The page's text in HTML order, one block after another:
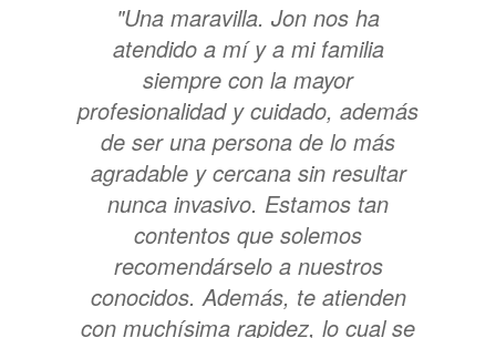
"Una maravilla. Jon nos ha
atendido a mí y a mi familia
siempre con la mayor
profesionalidad y cuidado, además
de ser una persona de lo más
agradable y cercana sin resultar
nunca invasivo. Estamos tan
contentos que solemos
recomendárselo a nuestros
conocidos. Además, te atienden
con muchísima rapidez, lo cual se